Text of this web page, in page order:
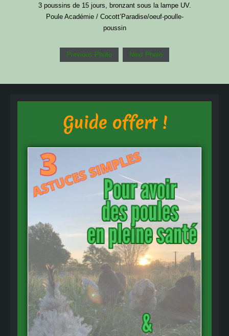
3 poussins de 15 jours, bronzant sous la lampe UV.
Poule Académie / Cocott’Paradise/oeuf-poulle-
poussin
Previous Photo Next Photo
Guide offert !